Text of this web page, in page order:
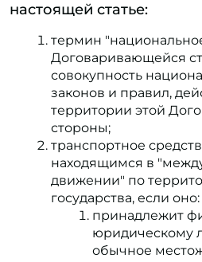
настоящей статье:
термин
Договаривающейся
совокупность
законов и правил,
территории этой
стороны;
транспортное
находящимся в
движении" по
государства, если оно:
принадлежит
юридическому
обычное